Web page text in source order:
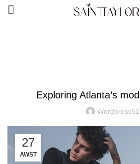
Exploring Atlanta’s
Wordpress51
27
AWST